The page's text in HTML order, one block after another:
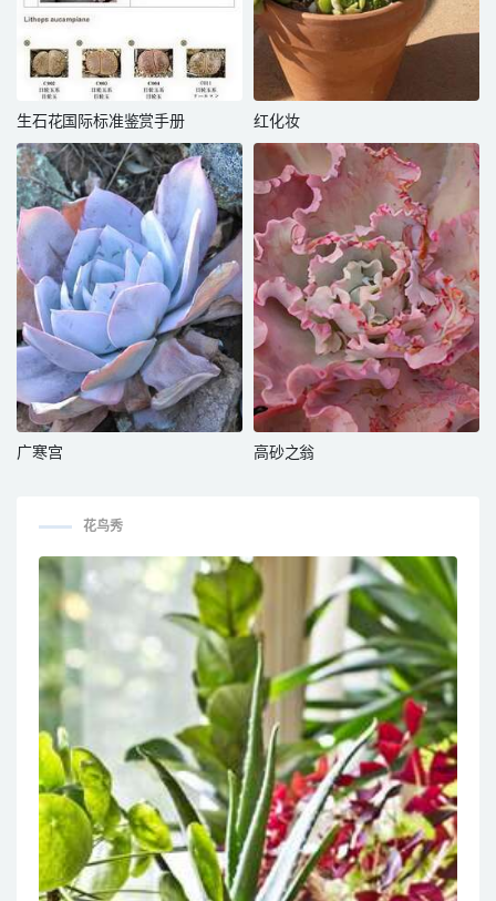
生石花国际标准鉴赏手册 红化妆
广寒宫 高砂之翁
花鸟秀